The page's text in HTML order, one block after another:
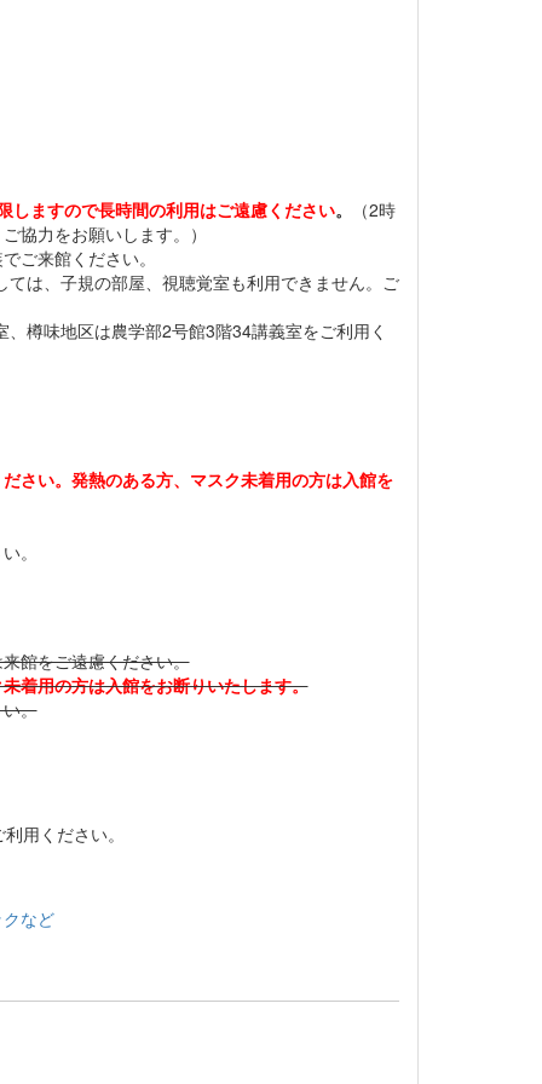
しますので長時間の利用はご遠慮ください。
（2時
協力をお願いします。）
ご来館ください。
は、子規の部屋、視聴覚室も利用できません。ご
樽味地区は農学部2号館3階34講義室をご利用く
さい。発熱のある方、マスク未着用の方は入館を
。
館をご遠慮ください。
着用の方は入館をお断りいたします。
。
用ください。
など